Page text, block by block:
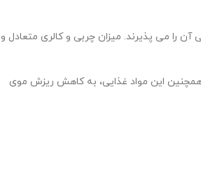
را می پذیرند. میزان چربی و کالری متعادل و
این مواد غذایی، به کاهش ریزش موی